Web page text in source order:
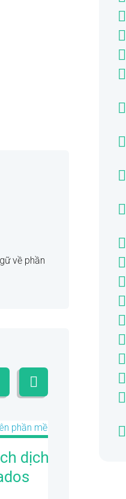
về phần
dịch trên